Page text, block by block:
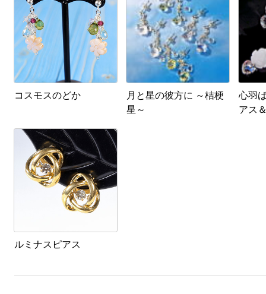
コスモスのどか
月と星の彼方に ～桔梗
星～
心羽
アス
ルミナスピアス